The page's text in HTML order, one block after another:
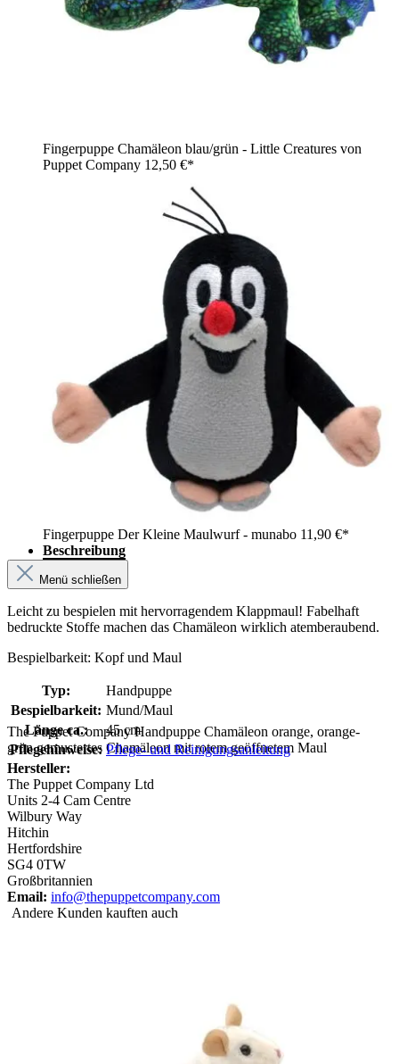
The Puppet Company Handpuppe Chamäleon orange, orange-
grün gemustertes Chamäleon mit rotem geöffnetem Maul
Fingerpuppe Chamäleon blau/grün - Little Creatures von
Puppet Company 12,50 €*
Fingerpuppe Der Kleine Maulwurf - munabo 11,90 €*
Beschreibung
Menü schließen
Leicht zu bespielen mit hervorragendem Klappmaul! Fabelhaft
bedruckte Stoffe machen das Chamäleon wirklich atemberaubend.
Bespielbarkeit: Kopf und Maul
Typ:
Handpuppe
Bespielbarkeit: Mund/Maul
Länge ca.:
45 cm
Pflegehinweise: Pflege- und Reinigungsanleitung
Hersteller:
The Puppet Company Ltd
Units 2-4 Cam Centre
Wilbury Way
Hitchin
Hertfordshire
SG4 0TW
Großbritannien
Email: info@thepuppetcompany.com
Andere Kunden kauften auch